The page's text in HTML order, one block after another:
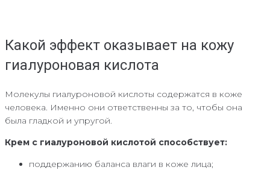
Какой эффект оказывает на кожу
гиалуроновая кислота
Молекулы гиалуроновой кислоты содержатся в коже
человека. Именно они ответственны за то, чтобы она
была гладкой и упругой.
Крем с гиалуроновой кислотой способствует:
поддержанию баланса влаги в коже лица;